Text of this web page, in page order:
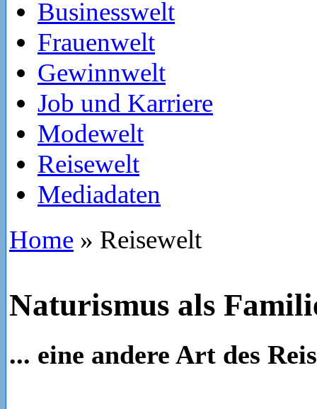
Businesswelt
Frauenwelt
Gewinnwelt
Job und Karriere
Modewelt
Reisewelt
Mediadaten
Home » Reisewelt
Naturismus als
... eine andere Art des